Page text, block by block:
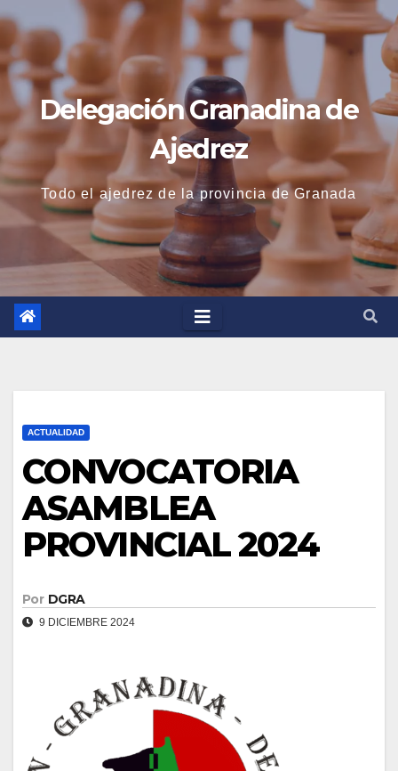
Saltar
contenido
Delegación Granadina de
Ajedrez
Todo el ajedrez de la provincia de Granada
ACTUALIDAD
CONVOCATORIA
ASAMBLEA
PROVINCIAL 2024
Por DGRA
9 DICIEMBRE 2024